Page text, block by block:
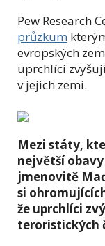
Pew Research
průzkum
evropských
uprchlíci
v jejich zemi.
Mezi státy,
největší
jmenovitě
si
že uprchlíci
teroristických